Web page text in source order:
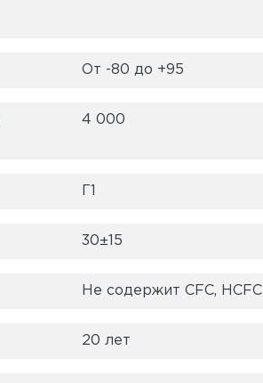
От -80 до +95
4 000
30±15
Не содержит CFC, HCFC
20 лет